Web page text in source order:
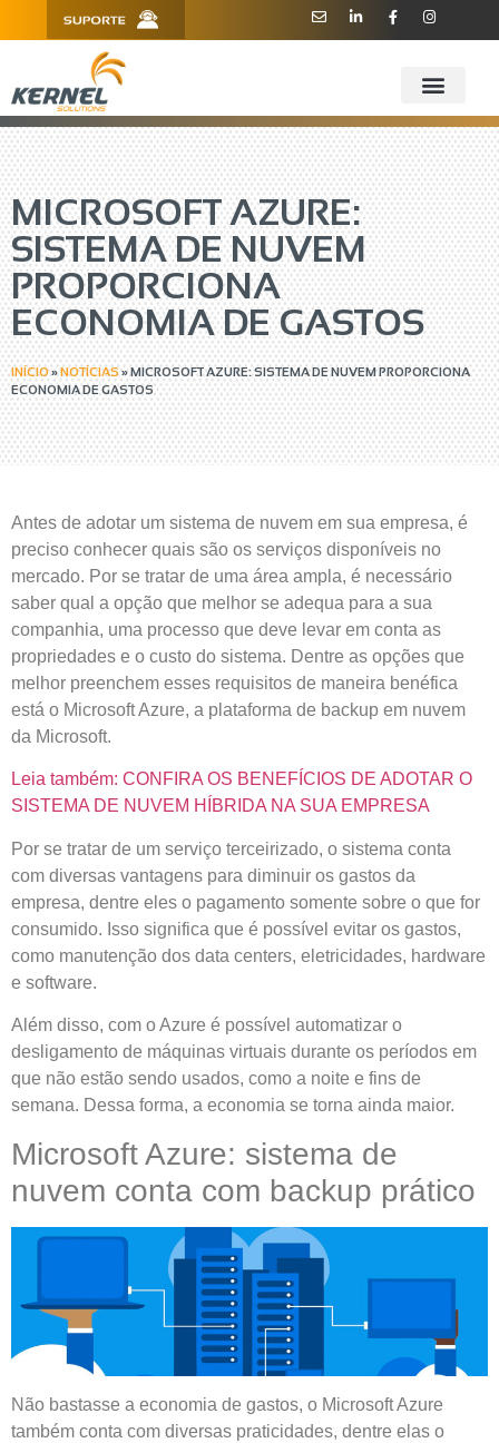
910 - CEP 13208-760 - Jundiaí/SP
MICROSOFT AZURE:
SISTEMA DE NUVEM
PROPORCIONA
ECONOMIA DE GASTOS
INÍCIO»NOTÍCIAS»MICROSOFT AZURE: SISTEMA DE NUVEM PROPORCIONA
ECONOMIA DE GASTOS
Antes de adotar um sistema de nuvem em sua empresa, é
preciso conhecer quais são os serviços disponíveis no
mercado. Por se tratar de uma área ampla, é necessário
saber qual a opção que melhor se adequa para a sua
companhia, uma processo que deve levar em conta as
propriedades e o custo do sistema. Dentre as opções que
melhor preenchem esses requisitos de maneira benéfica
está o Microsoft Azure, a plataforma de backup em nuvem
da Microsoft.
Leia também: CONFIRA OS BENEFÍCIOS DE ADOTAR O
SISTEMA DE NUVEM HÍBRIDA NA SUA EMPRESA
Por se tratar de um serviço terceirizado, o sistema conta
com diversas vantagens para diminuir os gastos da
empresa, dentre eles o pagamento somente sobre o que for
consumido. Isso significa que é possível evitar os gastos,
como manutenção dos data centers, eletricidades, hardware
e software.
Além disso, com o Azure é possível automatizar o
desligamento de máquinas virtuais durante os períodos em
que não estão sendo usados, como a noite e fins de
semana. Dessa forma, a economia se torna ainda maior.
Microsoft Azure: sistema de
nuvem conta com backup prático
Não bastasse a economia de gastos, o Microsoft Azure
também conta com diversas praticidades, dentre elas o